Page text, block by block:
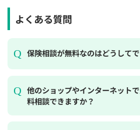
よくある質問
保険相談が無料なのはどうして
他のショップやインターネット
料相談できますか？